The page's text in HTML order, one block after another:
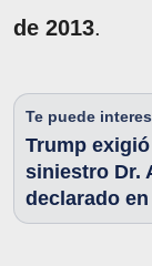
de 2013.
Te puede
Trump
siniestro Dr.
declarado